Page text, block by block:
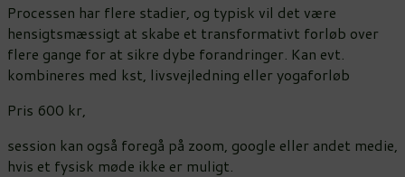
Processen har flere stadier, og typisk vil det være
hensigtsmæssigt at skabe et transformativt forløb over
flere gange for at sikre dybe forandringer. Kan evt.
kombineres med kst, livsvejledning eller yogaforløb
Pris 600 kr,
session kan også foregå på zoom, google eller andet medie,
hvis et fysisk møde ikke er muligt.